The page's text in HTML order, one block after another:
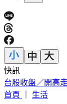
快訊
割頸案乾妹稱「
還？